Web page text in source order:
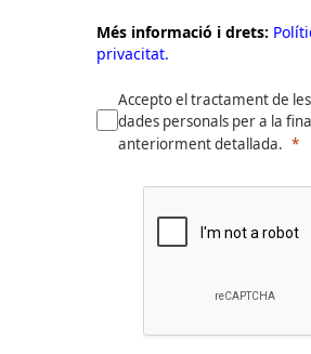
Més informació i drets:
privacitat.
Accepto el tractament de
dades personals per a la
anteriorment detallada.